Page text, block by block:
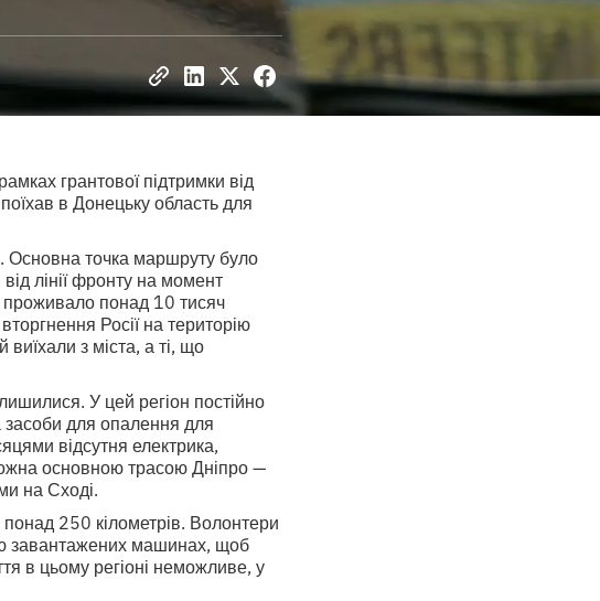
грантової підтримки від
в Донецьку область для
Основна точка маршруту було
лінії фронту на момент
проживало понад 10 тисяч
Росії на територію
з міста, а ті, що
У цей регіон постійно
засоби для опалення для
відсутня електрика,
основною трасою Дніпро —
на Сході.
250 кілометрів. Волонтери
завантажених машинах, щоб
в цьому регіоні неможливе, у